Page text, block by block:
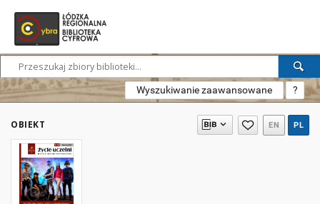
Wyszukiwanie zaawansowane ?
OBIEKT EN PL